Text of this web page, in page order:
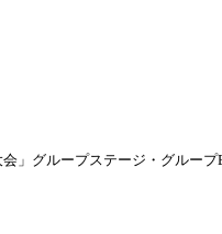
」グループステージ・グループ